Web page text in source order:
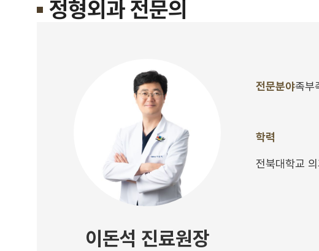
정형외과 전문의
이돈석 진료원장
전문분야족부
학력
전북대학교